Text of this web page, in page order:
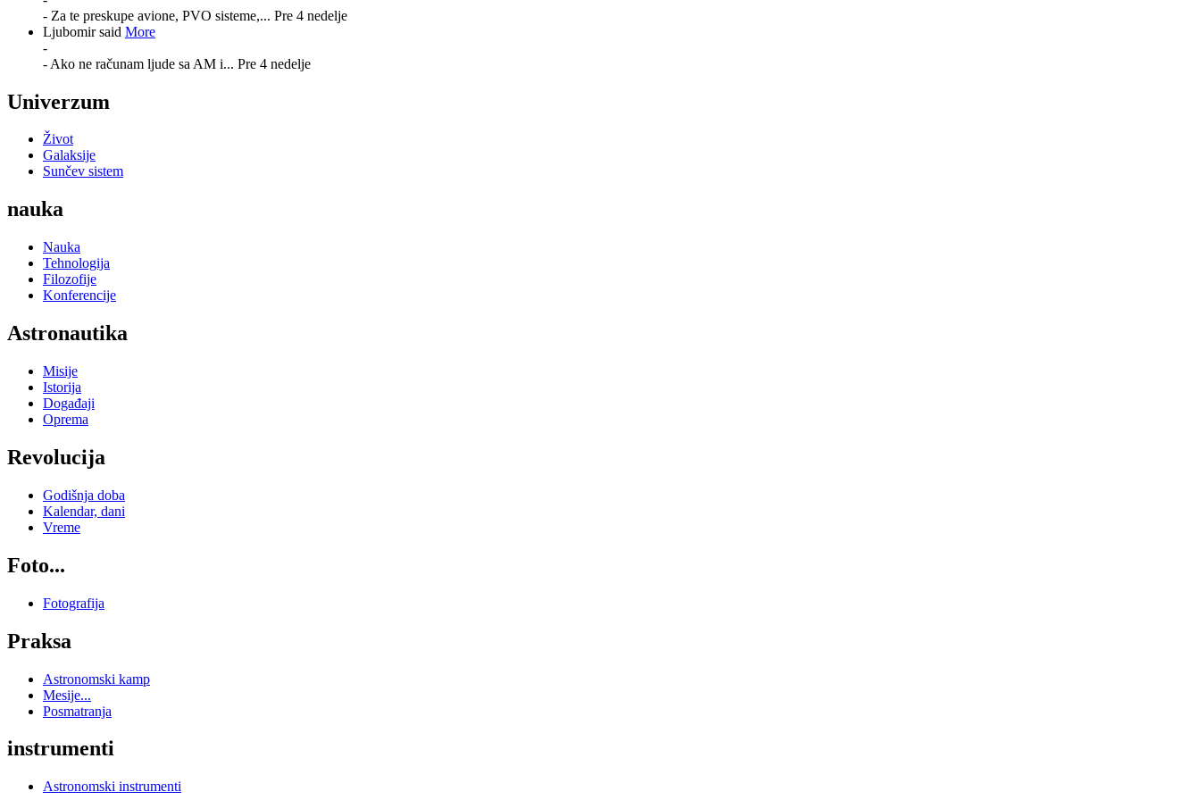
- Za te preskupe avione, PVO sisteme,... Pre 4 nedelje
Ljubomir said More
-
- Ako ne računam ljude sa AM i... Pre 4 nedelje
Univerzum
Život
Galaksije
Sunčev sistem
nauka
Nauka
Tehnologija
Filozofije
Konferencije
Astronautika
Misije
Istorija
Događaji
Oprema
Revolucija
Godišnja doba
Kalendar, dani
Vreme
Foto...
Fotografija
Praksa
Astronomski kamp
Mesije...
Posmatranja
instrumenti
Astronomski instrumenti